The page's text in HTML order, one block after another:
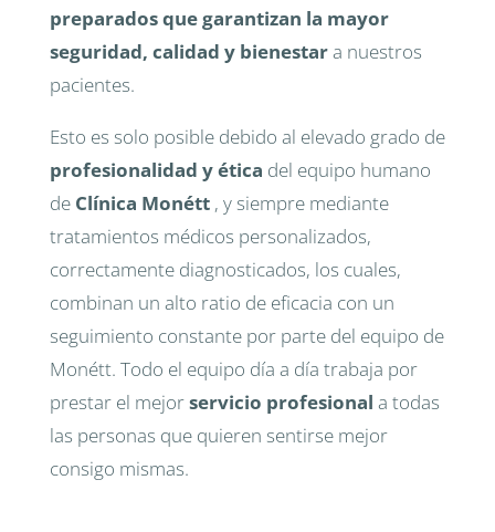
preparados que garantizan la mayor
seguridad, calidad y bienestara nuestros
pacientes.
Esto es solo posible debido al elevado grado de
profesionalidad y ética del equipo humano
de Clínica Monétt, y siempre mediante
tratamientos médicos personalizados,
correctamente diagnosticados, los cuales,
combinan un alto ratio de eficacia con un
seguimiento constante por parte del equipo de
Monétt. Todo el equipo día a día trabaja por
prestar el mejorservicio profesional a todas
las personas que quieren sentirse mejor
consigo mismas.